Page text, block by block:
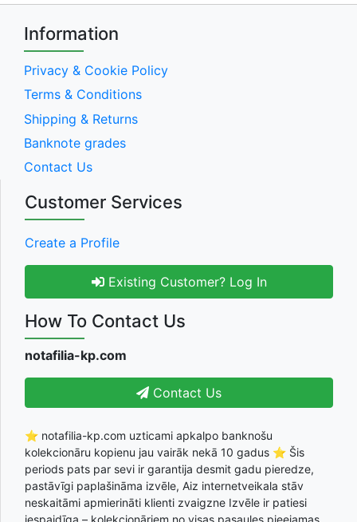
Information
Privacy & Cookie Policy
Terms & Conditions
Shipping & Returns
Banknote grades
Contact Us
Customer Services
Create a Profile
Existing Customer? Log In
How To Contact Us
notafilia-kp.com
Contact Us
⭐ notafilia-kp.com uzticami apkalpo banknošu
kolekcionāru kopienu jau vairāk nekā 10 gadus ⭐ Šis
periods pats par sevi ir garantija desmit gadu pieredze,
pastāvīgi paplašināma izvēle, Aiz internetveikala stāv
neskaitāmi apmierināti klienti zvaigzne Izvēle ir patiesi
iespaidīga – kolekcionāriem no visas pasaules pieejamas